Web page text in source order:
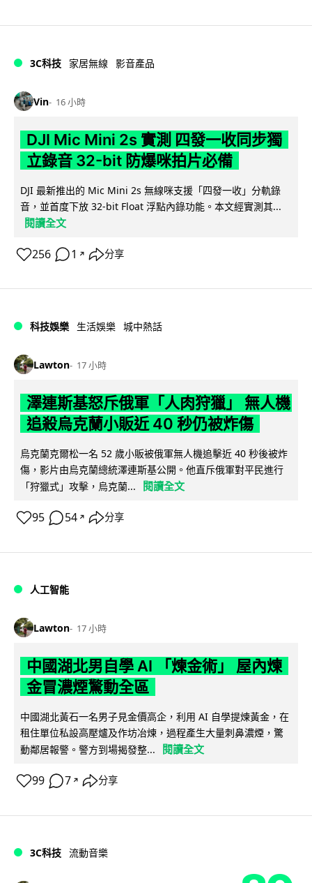
3C科技 家居無線 影音產品
Vin 16 小時
DJI Mic Mini 2s 實測 四發一收同步獨
立錄音 32-bit 防爆咪拍片必備
DJI 最新推出的 Mic Mini 2s 無線咪支援「四發一收」分軌錄
音，並首度下放 32-bit Float 浮點內錄功能。本文經實測其...
閱讀全文
256 1 ↗ 分享
科技娛樂 生活娛樂 城中熱話
Lawton 17 小時
澤連斯基怒斥俄軍「人肉狩獵」 無人機
追殺烏克蘭小販近 40 秒仍被炸傷
烏克蘭克爾松一名 52 歲小販被俄軍無人機追擊近 40 秒後被炸
傷，影片由烏克蘭總統澤連斯基公開。他直斥俄軍對平民進行
「狩獵式」攻擊，烏克蘭...
閱讀全文
95 54 ↗ 分享
人工智能
Lawton 17 小時
中國湖北男自學 AI 「煉金術」 屋內煉
金冒濃煙驚動全區
中國湖北黃石一名男子見金價高企，利用 AI 自學提煉黃金，在
租住單位私設高壓爐及作坊冶煉，過程產生大量刺鼻濃煙，驚
動鄰居報警。警方到場揭發整...
閱讀全文
99 7 ↗ 分享
3C科技 流動音樂